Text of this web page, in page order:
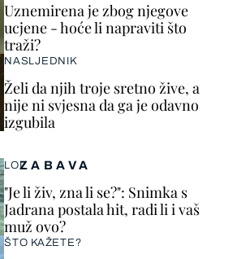
ZABAVA
LOL
"Je li živ, zna li se?": Snimka s
Jadrana postala hit, radi li i vaš
muž ovo?
ŠTO KAŽETE?
Uznemirena je zbog njegove
ucjene - hoće li napraviti što
traži?
NASLJEDNIK
Želi da njih troje sretno žive, a
nije ni svjesna da ga je odavno
izgubila